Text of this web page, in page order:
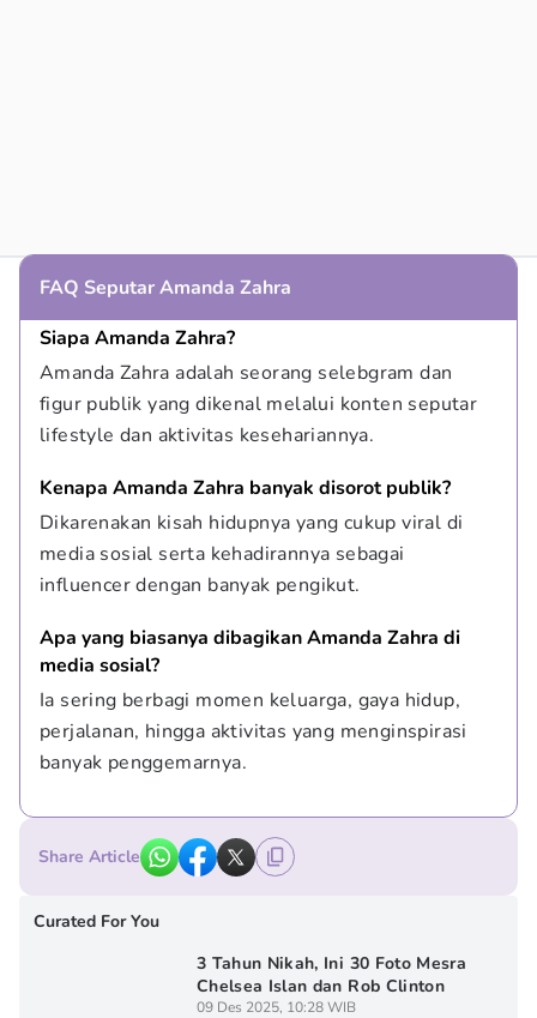
FAQ Seputar Amanda Zahra
Siapa Amanda Zahra?
Amanda Zahra adalah seorang selebgram dan
figur publik yang dikenal melalui konten seputar
lifestyle dan aktivitas kesehariannya.
Kenapa Amanda Zahra banyak disorot publik?
Dikarenakan kisah hidupnya yang cukup viral di
media sosial serta kehadirannya sebagai
influencer dengan banyak pengikut.
Apa yang biasanya dibagikan Amanda Zahra di
media sosial?
Ia sering berbagi momen keluarga, gaya hidup,
perjalanan, hingga aktivitas yang menginspirasi
banyak penggemarnya.
Share Article
Curated For You
3 Tahun Nikah, Ini 30 Foto Mesra
Chelsea Islan dan Rob Clinton
09 Des 2025, 10:28 WIB